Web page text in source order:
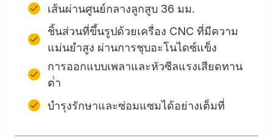
เส้นผ่านศูนย์กลางลูกสูบ 36 มม.
ชิ้นส่วนที่ขึ้นรูปด้วยเครื่อง CNC ที่มีความ
แม่นยำสูง ผ่านการชุบอะโนไดซ์แข็ง
การออกแบบเพลาและหัวซีลแรงเสียดทาน
ต่ํา
บํารุงรักษาและซ่อมแซมได้อย่างเต็มที่